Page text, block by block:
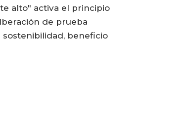
alto" activa el principio
de prueba
sostenibilidad, beneficio